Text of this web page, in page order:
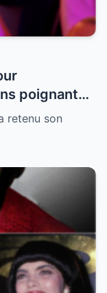
poignantes
retenu son